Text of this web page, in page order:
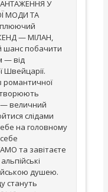
У
МОДИ ТА
— МІЛАН,
шанс побачити
— від
Швейцарії.
— величний
слідами
на головному
та завітаєте
душею.
стануть